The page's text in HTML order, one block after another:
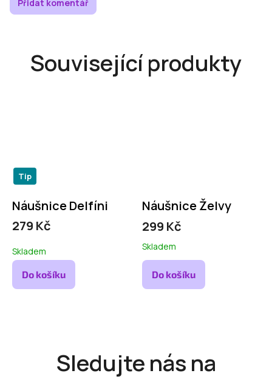
Související produkty
Tip
Náušnice Delfíni
279 Kč
Skladem
Do košíku
Náušnice Želvy
299 Kč
Skladem
Do košíku
Přidat komentář
Sledujte nás na